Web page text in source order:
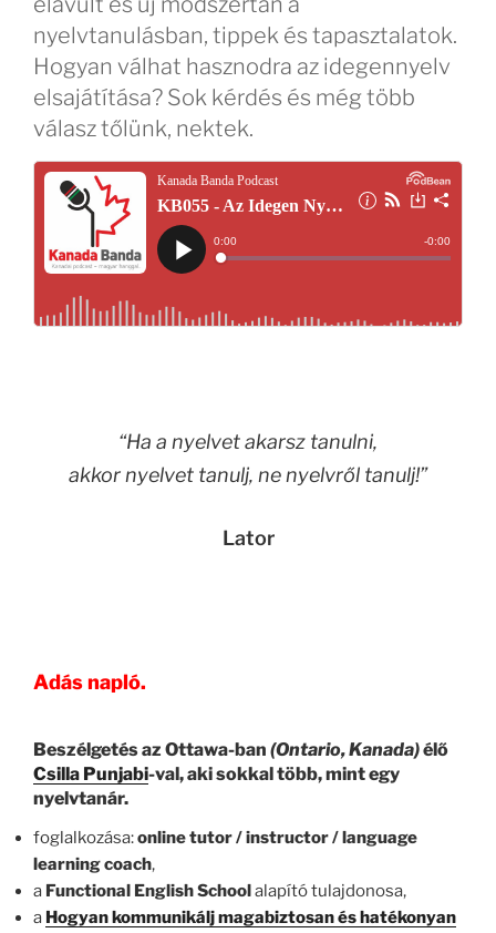
nyelvtanulásban, tippek és tapasztalatok.
Hogyan válhat hasznodra az idegennyelv
elsajátítása? Sok kérdés és még több
válasz tőlünk, nektek.
“Ha a nyelvet akarsz tanulni,
akkor nyelvet tanulj, ne nyelvről tanulj!”
Lator
Adás napló.
Beszélgetés az Ottawa-ban (Ontario, Kanada)élő
Csilla Punjabi-val, aki sokkal több, mint egy
nyelvtanár.
foglalkozása:online tutor / instructor / language
learning coach,
a Functional English Schoolalapító tulajdonosa,
a Hogyan kommunikálj magabiztosan és hatékonyan